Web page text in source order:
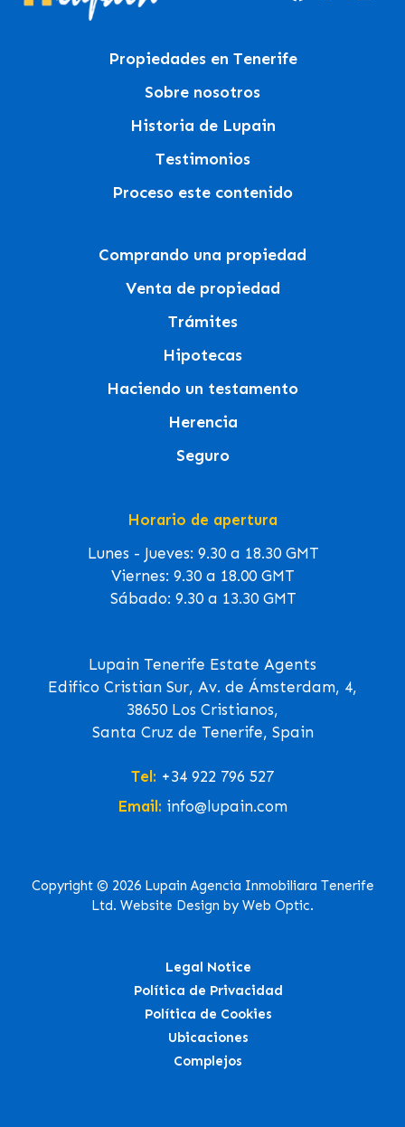
Propiedades en Tenerife
Sobre nosotros
Historia de Lupain
Testimonios
Proceso este contenido
Comprando una propiedad
Venta de propiedad
Trámites
Hipotecas
Haciendo un testamento
Herencia
Seguro
Horario de apertura
Lunes - Jueves: 9.30 a 18.30 GMT
Viernes: 9.30 a 18.00 GMT
Sábado: 9.30 a 13.30 GMT
Lupain Tenerife Estate Agents
Edifico Cristian Sur, Av. de Ámsterdam, 4,
38650 Los Cristianos,
Santa Cruz de Tenerife, Spain
Tel: +34 922 796 527
Email: info@lupain.com
Copyright © 2026 Lupain Agencia Inmobiliara Tenerife
Ltd. Website Design by Web Optic.
Legal Notice
Política de Privacidad
Política de Cookies
Ubicaciones
Complejos